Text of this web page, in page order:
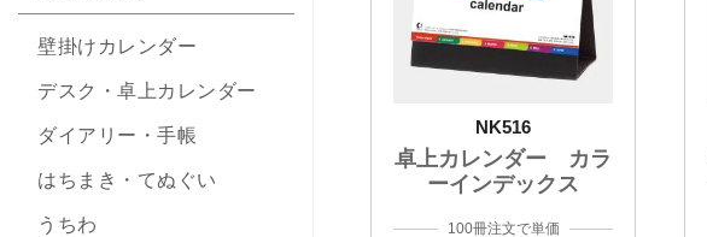
NK516
卓上カレンダー カラ
ーインデックス
100冊注文で単価
壁掛けカレンダー
デスク・卓上カレンダー
ダイアリー・手帳
はちまき・てぬぐい
うちわ